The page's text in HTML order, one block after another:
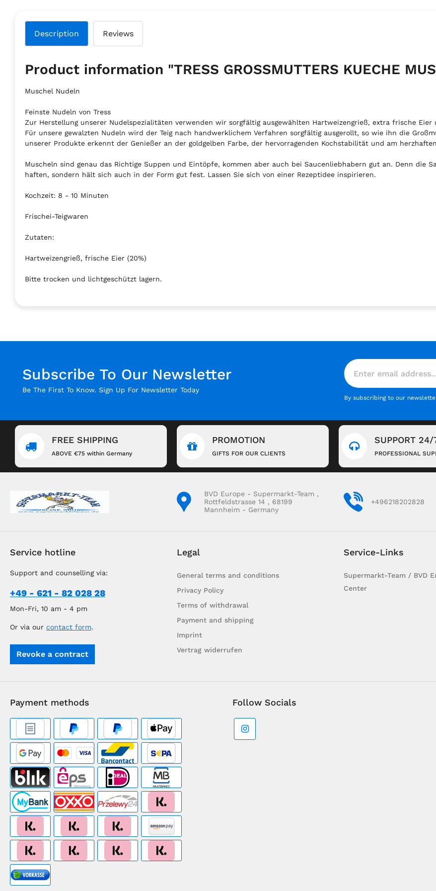
Description Reviews
Product information "TRESS GROSSMUTTERS KUECHE
Muschel Nudeln
Feinste Nudeln von Tress
Zur Herstellung unserer Nudelspezialitäten verwenden wir sorgfältig ausgewählten Hartweizengrieß, extra frische Eier
Für unsere gewalzten Nudeln wird der Teig nach handwerklichem Verfahren sorgfältig ausgerollt, so wie ihn die
unserer Produkte erkennt der Genießer an der goldgelben Farbe, der hervorragenden Kochstabilität und am
Muscheln sind genau das Richtige Suppen und Eintöpfe, kommen aber auch bei Saucenliebhabern gut an. Denn die
haften, sondern hält sich auch in der Form gut fest. Lassen Sie sich von einer Rezeptidee inspirieren.
Kochzeit: 8 - 10 Minuten
Frischei-Teigwaren
Zutaten:
Hartweizengrieß, frische Eier (20%)
Bitte trocken und lichtgeschützt lagern.
Subscribe To Our Newsletter
Be The First To Know. Sign Up For Newsletter Today
By subscribing to our
FREE SHIPPING
ABOVE €75 within Germany
PROMOTION
GIFTS FOR OUR CLIENTS
SUPPORT 24/
PROFESSIONAL
BVD Europe - Supermarkt-Team ,
Rottfeldstrasse 14 , 68199
Mannheim - Germany
+496218202828
Service hotline
Support and counselling via:
+49 - 621 - 82 028 28
Mon-Fri, 10 am - 4 pm
Or via our contact form.
Revoke a contract
Legal
General terms and conditions
Privacy Policy
Terms of withdrawal
Payment and shipping
Imprint
Vertrag widerrufen
Service-Links
Supermarkt-Team / BVD
Center
Payment methods Follow Socials